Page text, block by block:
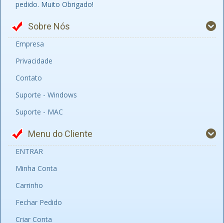
pedido. Muito Obrigado!
Sobre Nós
Empresa
Privacidade
Contato
Suporte - Windows
Suporte - MAC
Menu do Cliente
ENTRAR
Minha Conta
Carrinho
Fechar Pedido
Criar Conta